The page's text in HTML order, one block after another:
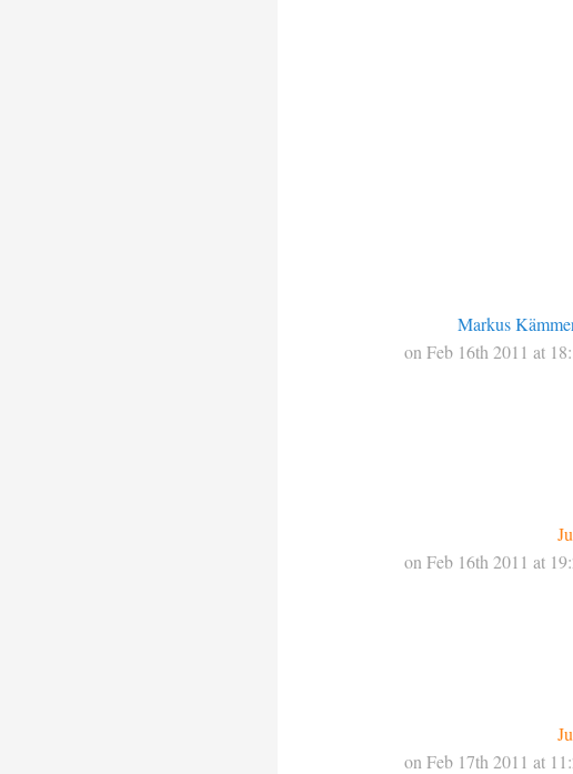
Markus
on Feb 16th 2011 at
on Feb 16th 2011 at
on Feb 17th 2011 at